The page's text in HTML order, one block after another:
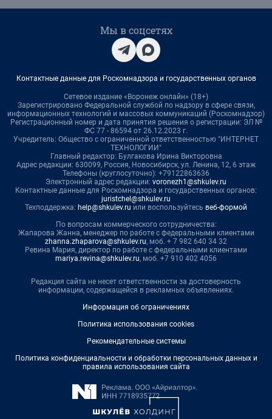
Мы в соцсетях
Контактные данные для Роскомнадзора и государственных органов
Сетевое издание «Воронеж онлайн» (18+)
Зарегистрировано Федеральной службой по надзору в сфере связи,
информационных технологий и массовых коммуникаций (Роскомнадзор)
Регистрационный номер и дата принятия решения о регистрации: ЭЛ №
ФС 77 - 86594 от 26.12.2023 г.
Учредитель: Общество с ограниченной ответственностью "ИНТЕРНЕТ
ТЕХНОЛОГИИ"
Главный редактор: Булгакова Ирина Викторовна
Адрес редакции: 630099, Россия, Новосибирск, ул. Ленина, 12, 6 этаж
Телефоны (круглосуточно): +79122863636
Электронный адрес редакции: voronezh1@shkulev.ru
Контактные данные для Роскомнадзора и государственных органов:
juristchel@shkulev.ru
Техподдержка: help@shkulev.ru или воспользуйтесь веб-формой
По вопросам коммерческого сотрудничества:
Жапарова Жанна, менеджер по работе с федеральными клиентами
zhanna.zhaparova@shkulev.ru, моб. + 7 982 640 34 32
Ревина Мария, директор по работе с федеральными клиентами
mariya.revina@shkulev.ru, моб. +7 910 402 4056
Редакция сайта не несет ответственности за достоверность
информации, содержащейся в рекламных объявлениях.
Информация об ограничениях
Политика использования cookies
Рекомендательные системы
Политика конфиденциальности и обработки персональных данных и
правила использования сайта